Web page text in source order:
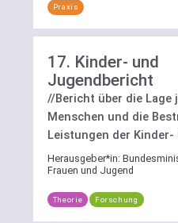
Praxis
17. Kinder- und
Jugendbericht
//Bericht über die Lage
Menschen und die
Leistungen der
Herausgeber*in:
Frauen und Jugend
Theorie Forschung